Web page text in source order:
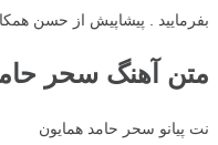
بفرمایید . پیشاپیش از حسن
متن آهنگ سحر
نت پیانو سحر حامد همایون